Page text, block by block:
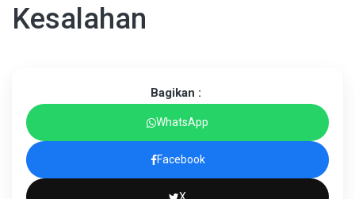
Kesalahan
Bagikan :
WhatsApp
Facebook